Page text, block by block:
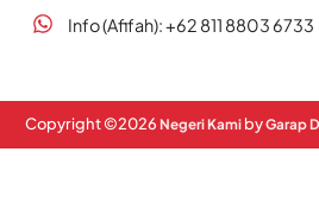
Info (Afifah): +62 811 8803 6733
Copyright ©2026 Negeri Kami byGarap